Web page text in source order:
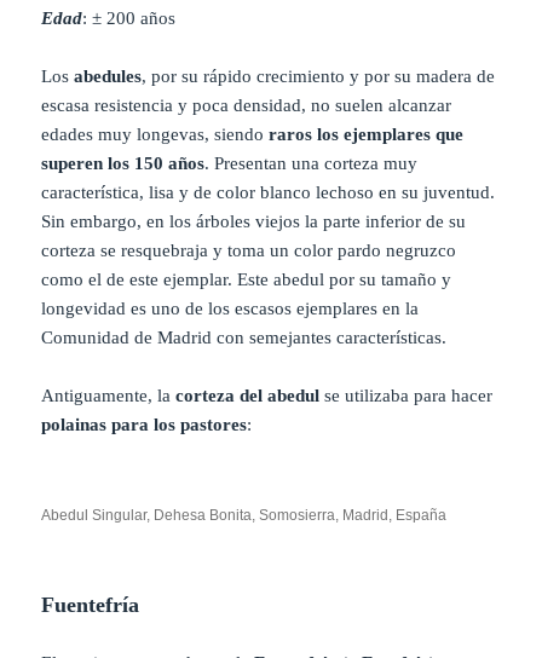
Edad: ± 200 años
Losabedules, por su rápido crecimiento y por su madera de
escasa resistencia y poca densidad, no suelen alcanzar
edades muy longevas, siendoraros los ejemplares que
superen los 150 años. Presentan una corteza muy
característica, lisa y de color blanco lechoso en su juventud.
Sin embargo, en los árboles viejos la parte inferior de su
corteza se resquebraja y toma un color pardo negruzco
como el de este ejemplar. Este abedul por su tamaño y
longevidad es uno de los escasos ejemplares en la
Comunidad de Madrid con semejantes características.
Antiguamente, la corteza del abedul se utilizaba para hacer
polainas para los pastores:
Abedul Singular, Dehesa Bonita, Somosierra, Madrid, España
Fuentefría